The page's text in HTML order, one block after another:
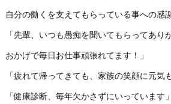
自分の働くを支えてもらっている事への感謝
「先輩、いつも愚痴を聞いてもらってあり
おかげで毎日お仕事頑張れてます！」
「疲れて帰ってきても、家族の笑顔に元気
「健康診断、毎年欠かさずにいっています」